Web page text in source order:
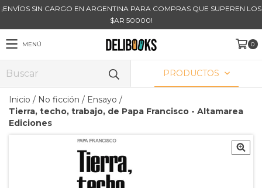
¡ENVÍOS SIN CARGO EN ARGENTINA PARA COMPRAS QUE SUPEREN LOS
$AR 50000!
MENÚ 0
PRODUCTOS
Inicio / No ficción / Ensayo /
Tierra, techo, trabajo, de Papa Francisco - Altamarea
Ediciones